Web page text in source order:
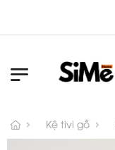
Kệ tivi gỗ